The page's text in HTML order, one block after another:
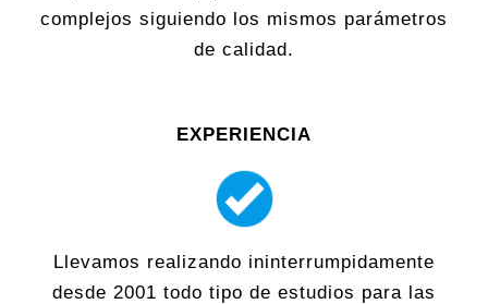
complejos siguiendo los mismos parámetros
de calidad.
EXPERIENCIA
Llevamos realizando ininterrumpidamente
desde 2001 todo tipo de estudios para las